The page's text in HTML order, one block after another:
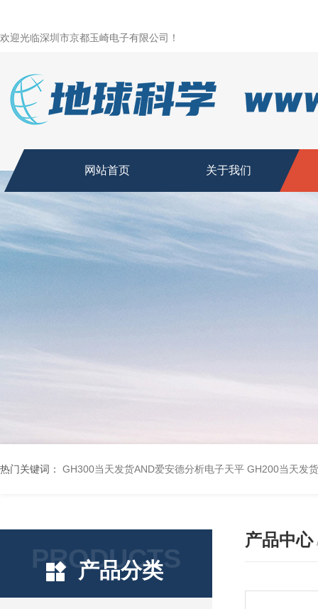
欢迎光临深圳市京都玉崎电子有限公司！
网站首页 关于我们
热门关键词： GH300当天发货AND爱安德分析电子天平 GH200当天发
PRODUCTS
产品分类
产品中心